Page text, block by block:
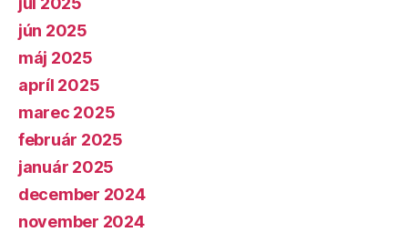
jún 2025
máj 2025
apríl 2025
marec 2025
február 2025
január 2025
december 2024
november 2024